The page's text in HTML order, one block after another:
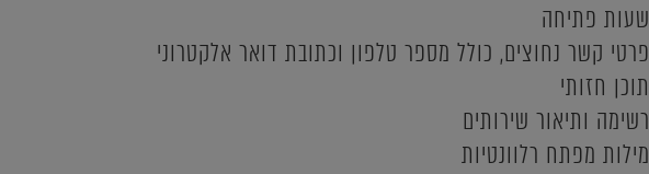
שעות פתיחה
פרטי קשר נחוצים, כולל מספר טלפון וכתובת דואר אלקטרוני
תוכן חזותי
רשימה ותיאור שירותים
מילות מפתח רלוונטיות